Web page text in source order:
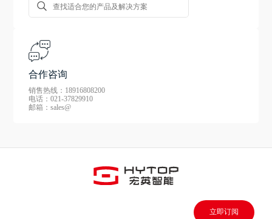
合作咨询
销售热线：18916808200
电话：021-37829910
邮箱：sales@
立即订阅